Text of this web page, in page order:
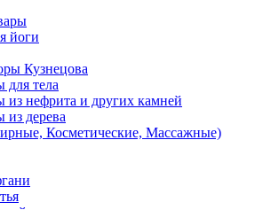
йоги
Кузнецова
для тела
из нефрита и других камней
из дерева
Косметические, Массажные)